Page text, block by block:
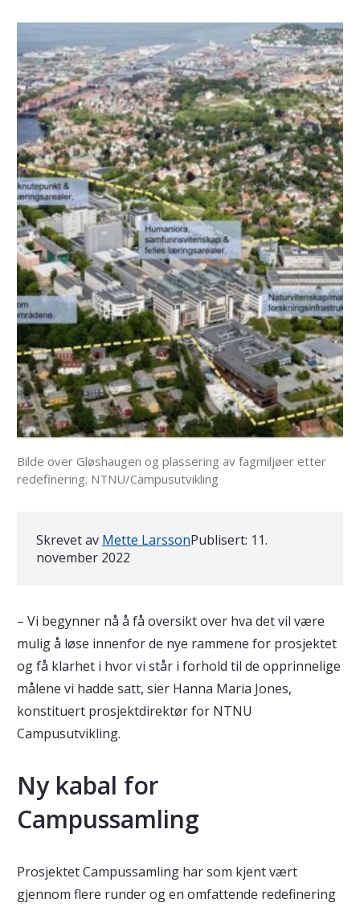
Bilde over Gløshaugen og plassering av fagmiljøer etter
redefinering. NTNU/Campusutvikling
Skrevet av Mette LarssonPublisert: 11.
november 2022
– Vi begynner nå å få oversikt over hva det vil være
mulig å løse innenfor de nye rammene for prosjektet
og få klarhet i hvor vi står i forhold til de opprinnelige
målene vi hadde satt, sier Hanna Maria Jones,
konstituert prosjektdirektør for NTNU
Campusutvikling.
Ny kabal for
Campussamling
Prosjektet Campussamling har som kjent vært
gjennom flere runder og en omfattende redefinering